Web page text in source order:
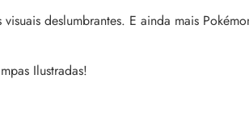
deslumbrantes. E ainda mais
Ilustradas!